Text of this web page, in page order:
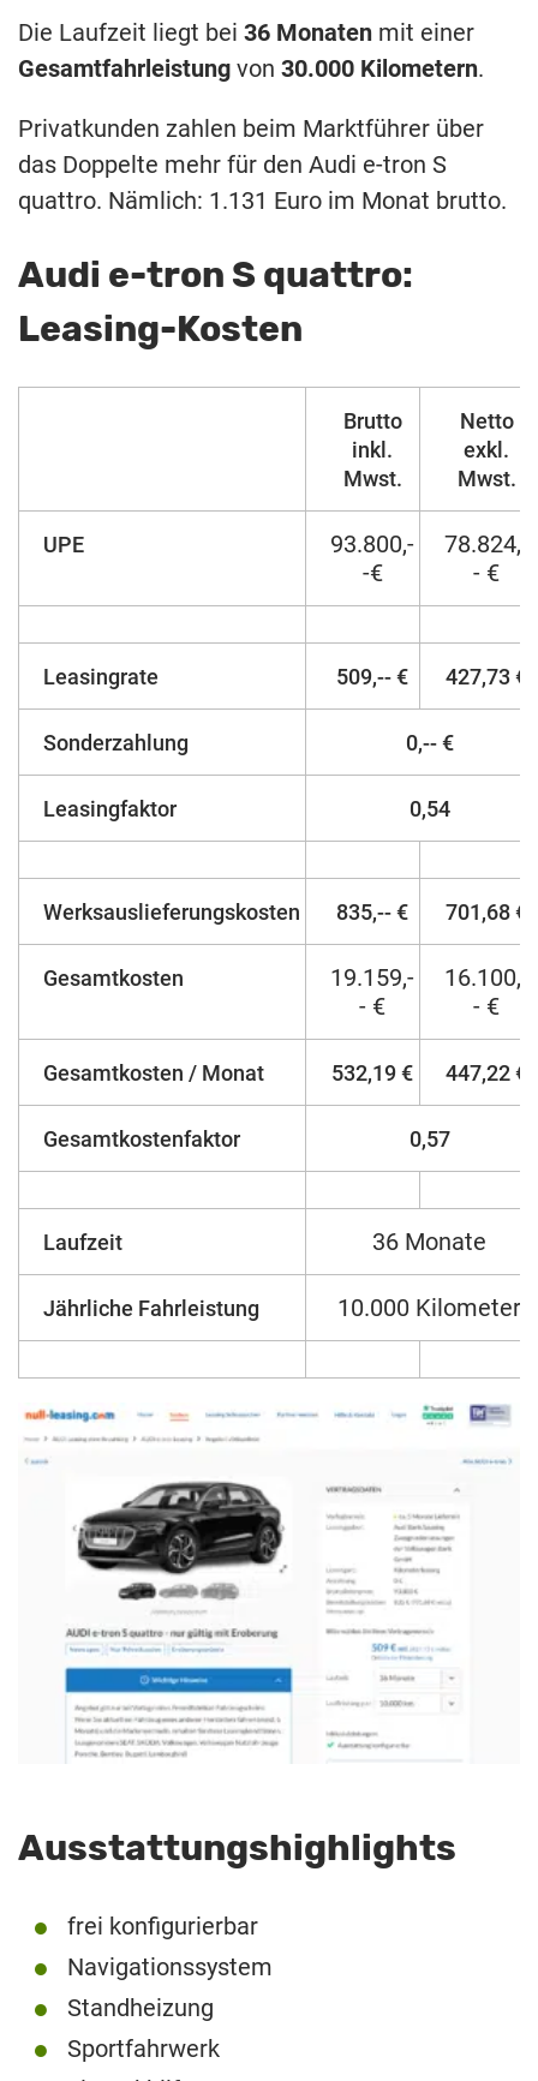
Die Laufzeit liegt bei 36 Monaten mit einer
Gesamtfahrleistung von 30.000 Kilometern.
Privatkunden zahlen beim Marktführer über
das Doppelte mehr für den Audi e-tron S
quattro. Nämlich: 1.131 Euro im Monat brutto.
Audi e-tron S quattro:
Leasing-Kosten
Brutto
inkl.
Mwst.
Netto
exkl.
Mwst.
UPE
93.800,-
-€
78.824,-
- €
Leasingrate 509,-- € 427,73 €
Sonderzahlung 0,-- €
Leasingfaktor 0,54
Werksauslieferungskosten 835,-- € 701,68 €
Gesamtkosten
19.159,-
- €
16.100,-
- €
Gesamtkosten / Monat 532,19 € 447,22 €
Gesamtkostenfaktor 0,57
Laufzeit 36 Monate
Jährliche Fahrleistung 10.000 Kilometer
Ausstattungshighlights
frei konfigurierbar
Navigationssystem
Standheizung
Sportfahrwerk